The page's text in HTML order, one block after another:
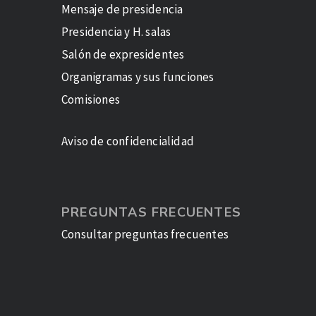
Mensaje de presidencia
Presidencia y H. salas
Salón de expresidentes
Organigramas y sus funciones
Comisiones
Aviso de confidencialidad
PREGUNTAS FRECUENTES
Consultar preguntas frecuentes